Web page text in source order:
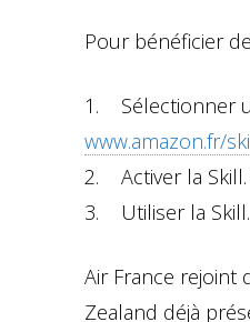
Pour bénéficier
1. Sélectionner
www.amazon.fr/
2. Activer la Skill.
3. Utiliser la
Air France rejoint
Zealand déjà